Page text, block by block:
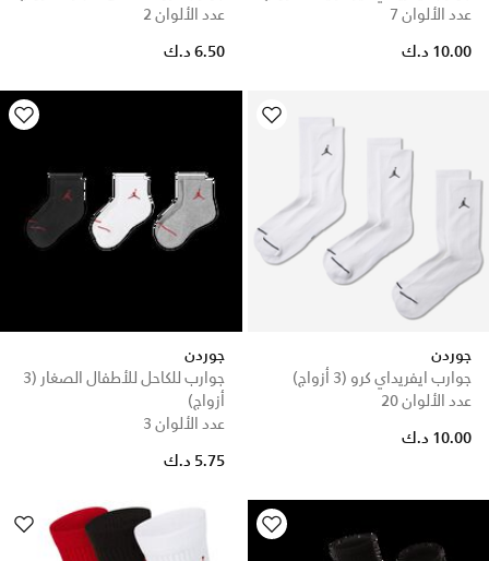
عدد الألوان 7
10.00 د.ك
عدد الألوان 2
6.50 د.ك
جوردن
جوارب ايفريداي كرو (3 أزواج)
عدد الألوان 20
10.00 د.ك
جوردن
جوارب للكاحل للأطفال الصغار (3
أزواج)
عدد الألوان 3
5.75 د.ك